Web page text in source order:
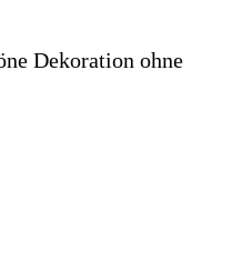
Dekoration ohne